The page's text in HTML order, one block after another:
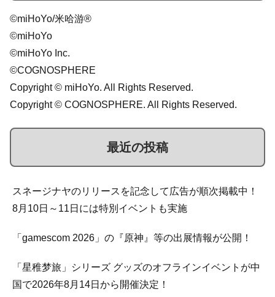
©miHoYo/米哈游®
©miHoYo
©miHoYo Inc.
©COGNOSPHERE
Copyright © miHoYo. All Rights Reserved.
Copyright © COGNOSPHERE. All Rights Reserved.
最近の投稿
スネージナヤのリリースを記念して広告が順次掲載中！
8月10日～11日には特別イベントも実施
「gamescom 2026」の『原神』等の出展情報が公開！
「星稚梦旅」シリーズ グッズのオフラインイベントが中
国で2026年8月14日から開催決定！